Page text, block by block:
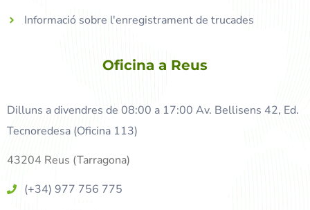
Informació sobre l'enregistrament de trucades
Oficina a Reus
Dilluns a divendres de 08:00 a 17:00 Av. Bellisens 42, Ed.
Tecnoredesa (Oficina 113)
43204 Reus (Tarragona)
(+34) 977 756 775